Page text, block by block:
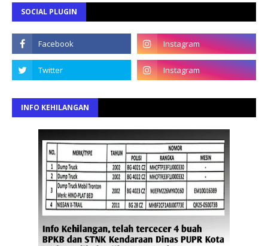
SOCIAL PLUGIN
INFO KEHILANGAN